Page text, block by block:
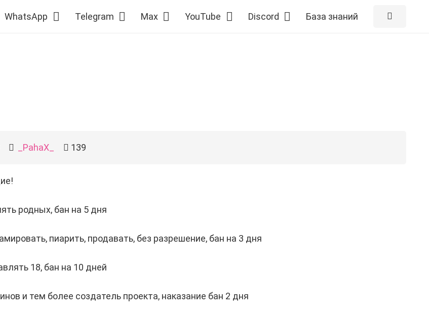
WhatsApp Telegram Max YouTube Discord База знаний
_PahaX_ 139
родных, бан на 5 дня
пиарить, продавать, без разрешение, бан на 3 дня
18, бан на 10 дней
и тем более создатель проекта, наказание бан 2 дня